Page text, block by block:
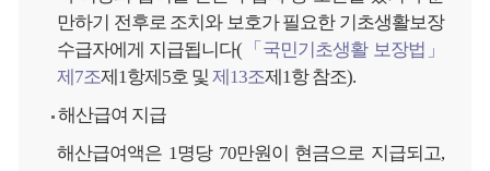
만하기 전후로 조치와 보호가 필요한 기초생활보장
수급자에게 지급됩니다( 「국민기초생활 보장법」
제7조제1항제5호 및 제13조제1항 참조).
해산급여 지급
해산급여액은 1명당 70만원이 현금으로 지급되고,